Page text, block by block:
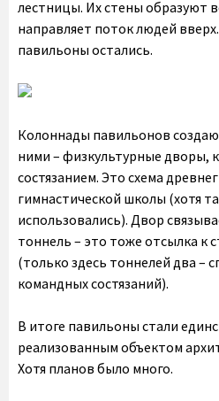
лестницы. Их стены образуют
направляет поток людей
павильоны остались.
Колоннады павильонов
ними – физкультурные дворы,
состязанием. Это схема
гимнастической школы (хотя
использовались). Двор
тоннель – это тоже отсылка к
(только здесь тоннелей два –
командных состязаний).
В итоге павильоны стали
реализованным объектом
Хотя планов было много.